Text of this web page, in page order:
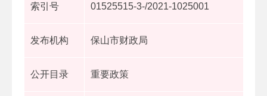
索引号 01525515-3-/2021-1025001
发布机构 保山市财政局
公开目录 重要政策